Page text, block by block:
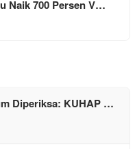
Naik 700 Persen V…
Diperiksa: KUHAP …